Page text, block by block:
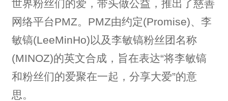
世界粉丝们的爱，带头做公益，推出了慈善
网络平台PMZ。PMZ由约定(Promise)、李
敏镐(LeeMinHo)以及李敏镐粉丝团名称
(MINOZ)的英文合成，旨在表达“将李敏镐
和粉丝们的爱聚在一起，分享大爱”的意
思。